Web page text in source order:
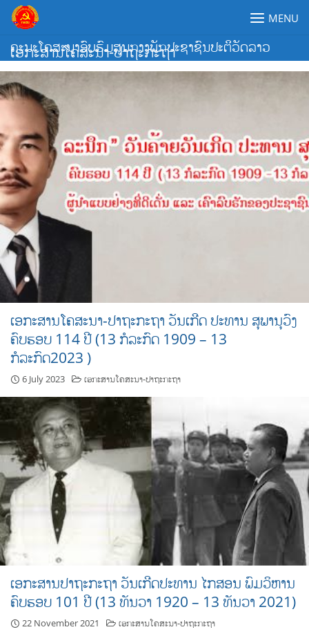
Skip
content
ຄະນະໂຄສະນາອົບຮົມສູນກາງພັກປະຊາຊົນປະຕິວັດລາວ
MENU
ເອກະສານໂຄສະນາ-ປາຖະກະຖາ
ເອກະສານໂຄສະນາ-ປາຖະກະຖາ ວັນເກີດ ປະທານ ສຸພານຸວົງ
ຄົບຮອບ 114 ປີ (13 ກໍລະກົດ 1909 – 13
ກໍລະກົດ2023 )
6 July 2023 ເອກະສານໂຄສະນາ-ປາຖະກະຖາ
ເອກະສານປາຖະກະຖາ ວັນເກີດປະທານ ໄກສອນ ພົມວິຫານ
ຄົບຮອບ 101 ປີ (13 ທັນວາ 1920 – 13 ທັນວາ 2021)
22 November 2021 ເອກະສານໂຄສະນາ-ປາຖະກະຖາ